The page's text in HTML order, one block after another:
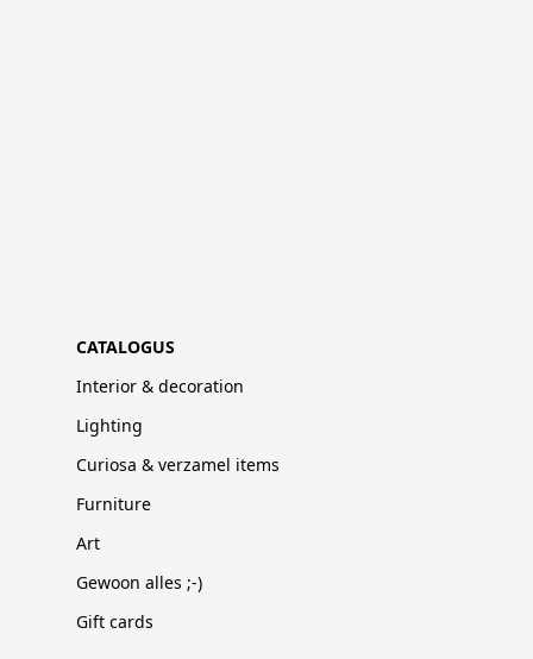
CATALOGUS
Interior & decoration
Lighting
Curiosa & verzamel items
Furniture
Art
Gewoon alles ;-)
Gift cards